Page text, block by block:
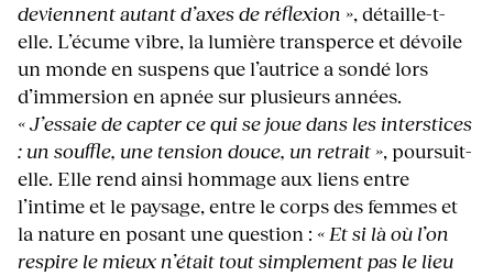
deviennent autant d’axes de réflexion », détaille-t-
elle. L’écume vibre, la lumière transperce et dévoile
un monde en suspens que l’autrice a sondé lors
d’immersion en apnée sur plusieurs années.
« J’essaie de capter ce qui se joue dans les interstices
: un souffle, une tension douce, un retrait », poursuit-
elle. Elle rend ainsi hommage aux liens entre
l’intime et le paysage, entre le corps des femmes et
la nature en posant une question : « Et si là où l’on
respire le mieux n’était tout simplement pas le lieu